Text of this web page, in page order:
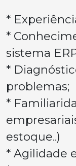
*
*
sistema
*
problemas;
*
estoque..)
* Agilidade